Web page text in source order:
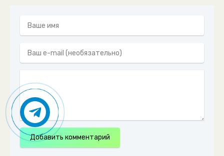
02-03-05
02-03-07
02-03-09
02-04-01
02-04-02
02-04-03
Добавить комментарий